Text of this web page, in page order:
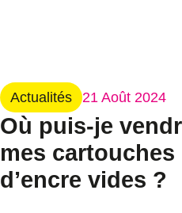
Actualités 21 Août 2024
Où puis-je
mes cartouches
d’encre vides ?